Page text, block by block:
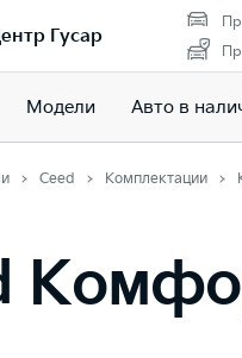
Гусар
Модели Авто в
Ceed Комплектации